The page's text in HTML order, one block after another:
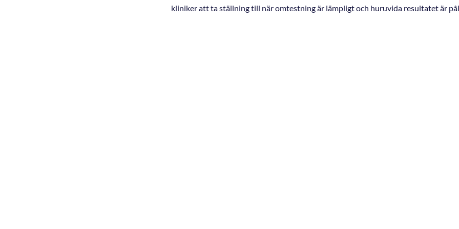
kliniker att ta ställning till när omtestning är lämpligt och huruvida resultatet är